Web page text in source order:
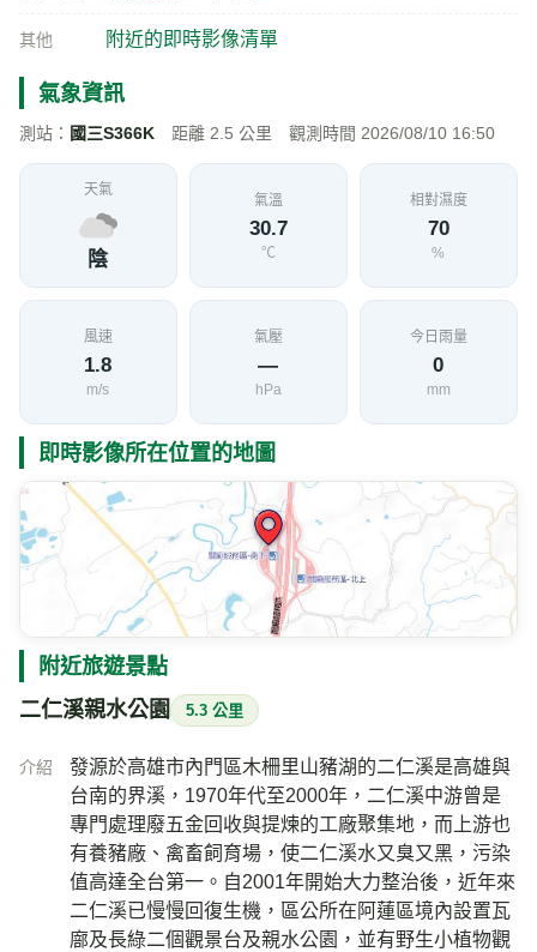
其他 附近的即時影像清單
氣象資訊
測站： 國三S366K 距離 2.5 公里 觀測時間 2026/08/10 16:50
天氣
陰
氣溫
30.7
℃
相對濕度
70
%
風速
1.8
m/s
氣壓
—
hPa
今日雨量
0
mm
即時影像所在位置的地圖
附近旅遊景點
二仁溪親水公園 5.3 公里
介紹
發源於高雄市內門區木柵里山豬湖的二仁溪是高雄與
台南的界溪，1970年代至2000年，二仁溪中游曾是
專門處理廢五金回收與提煉的工廠聚集地，而上游也
有養豬廠、禽畜飼育場，使二仁溪水又臭又黑，污染
值高達全台第一。自2001年開始大力整治後，近年來
二仁溪已慢慢回復生機，區公所在阿蓮區境內設置瓦
廍及長綠二個觀景台及親水公園，並有野生小植物觀